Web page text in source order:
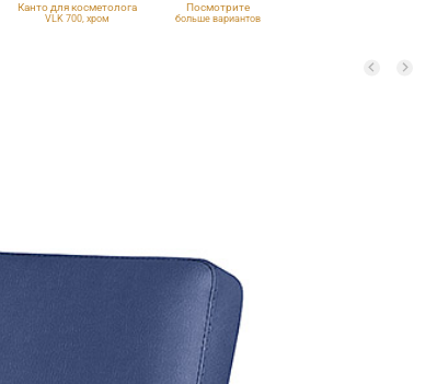
Канто для косметолога
VLK 700, хром
Посмотрите
больше вариантов